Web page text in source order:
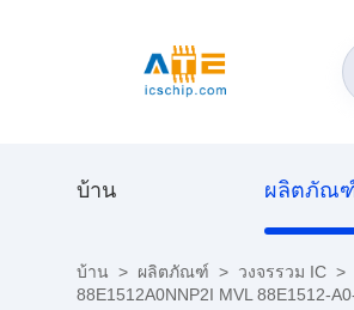
บ้าน ผลิตภัณ
บ้าน > ผลิตภัณฑ์ > วงจรรวม IC >
88E1512A0NNP2I MVL 88E1512-